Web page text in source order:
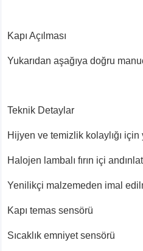
Kapı Açılması
Yukarıdan aşağıya doğru
Teknik Detaylar
Hijyen ve temizlik kolaylığı
Halojen lambalı fırın içi
Yenilikçi malzemeden imal
Kapı temas sensörü
Sıcaklık emniyet sensörü